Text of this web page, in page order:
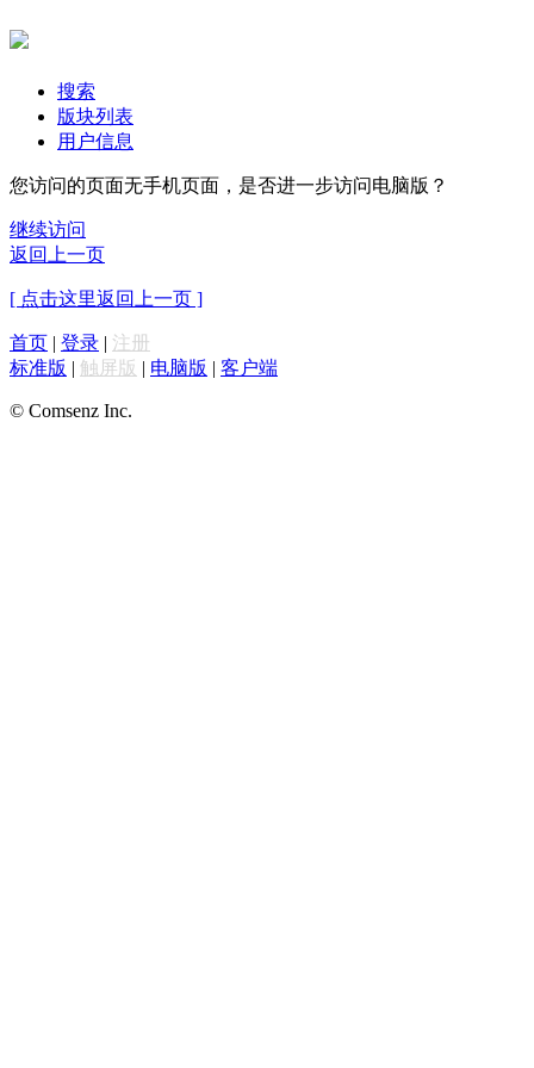
搜索
版块列表
用户信息
您访问的页面无手机页面，是否进一步访问电脑版？
继续访问
返回上一页
[ 点击这里返回上一页 ]
首页 | 登录 | 注册
标准版 | 触屏版 | 电脑版 | 客户端
© Comsenz Inc.